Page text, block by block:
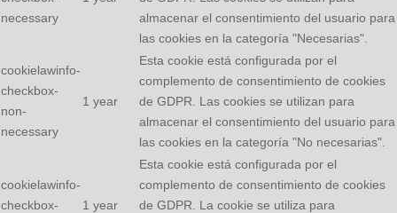
necessary
almacenar el consentimiento del usuario para
las cookies en la categoría "Necesarias".
cookielawinfo-
checkbox-
non-
necessary
1 year
Esta cookie está configurada por el
complemento de consentimiento de cookies
de GDPR. Las cookies se utilizan para
almacenar el consentimiento del usuario para
las cookies en la categoría "No necesarias".
cookielawinfo-
checkbox-
1 year
Esta cookie está configurada por el
complemento de consentimiento de cookies
de GDPR. La cookie se utiliza para